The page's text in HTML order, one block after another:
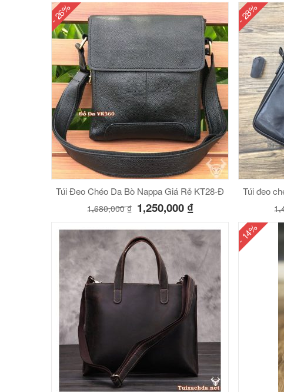
- 26%
Túi Đeo Chéo Da Bò Nappa Giá Rẻ KT28-Đ
1,680,000₫ 1,250,000 ₫
- 28%
Túi đeo
- 14%